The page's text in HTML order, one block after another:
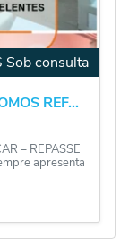
Sob consulta
REF...
– REPASSE
apresenta